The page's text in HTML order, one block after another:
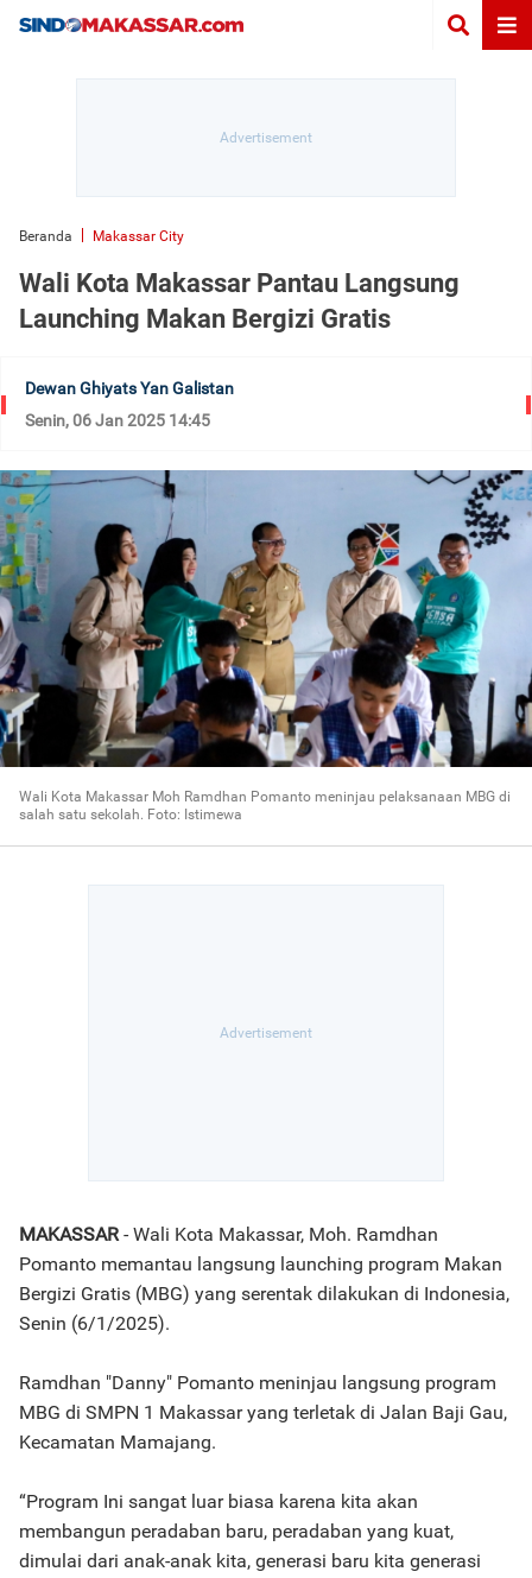
Beranda Makassar City
Wali Kota Makassar Pantau Langsung
Launching Makan Bergizi Gratis
Dewan Ghiyats Yan Galistan
Senin, 06 Jan 2025 14:45
Wali Kota Makassar Moh Ramdhan Pomanto meninjau pelaksanaan MBG di
salah satu sekolah. Foto: Istimewa
MAKASSAR- Wali Kota Makassar, Moh. Ramdhan
Pomanto memantau langsung launching program Makan
Bergizi Gratis (MBG) yang serentak dilakukan di Indonesia,
Senin (6/1/2025).
Ramdhan "Danny" Pomanto meninjau langsung program
MBG di SMPN 1 Makassar yang terletak di Jalan Baji Gau,
Kecamatan Mamajang.
“Program Ini sangat luar biasa karena kita akan
membangun peradaban baru, peradaban yang kuat,
dimulai dari anak-anak kita, generasi baru kita generasi